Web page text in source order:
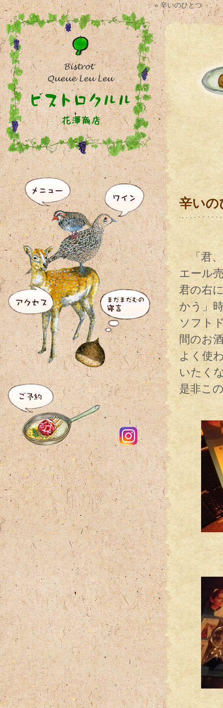
» 辛いのひとつ
辛いの
「君、
エール
君の右
かう」
ソフト
間のお
よく使
いたく
是非こ
ソフ
新
美